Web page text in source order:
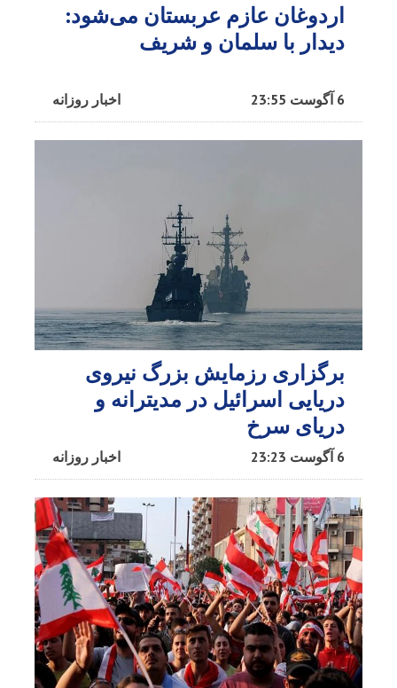
اردوغان عازم عربستان می‌شود:
دیدار با سلمان و شریف
اخبار روزانه 6 آگوست 23:55
برگزاری رزمایش بزرگ نیروی
دریایی اسرائیل در مدیترانه و
دریای سرخ​
اخبار روزانه 6 آگوست 23:23